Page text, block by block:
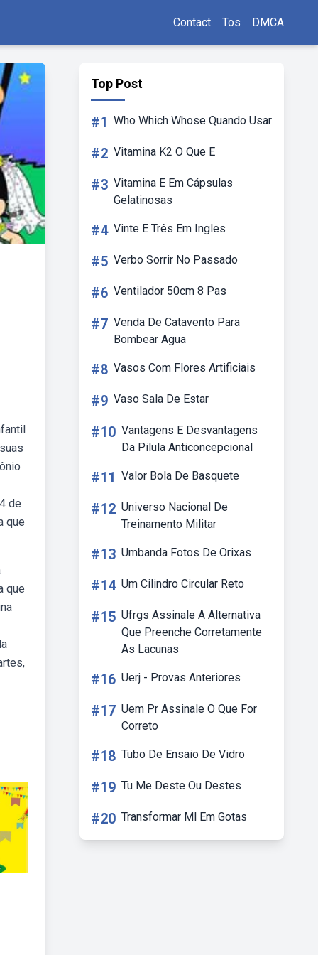
Contact Tos DMCA
de
que
que
Top Post
#1 Who Which Whose Quando Usar
#2 Vitamina K2 O Que E
#3 Vitamina E Em Cápsulas
Gelatinosas
#4 Vinte E Três Em Ingles
#5 Verbo Sorrir No Passado
#6 Ventilador 50cm 8 Pas
#7 Venda De Catavento Para
Bombear Agua
#8 Vasos Com Flores Artificiais
#9 Vaso Sala De Estar
#10 Vantagens E Desvantagens
Da Pilula Anticoncepcional
#11 Valor Bola De Basquete
#12 Universo Nacional De
Treinamento Militar
#13 Umbanda Fotos De Orixas
#14 Um Cilindro Circular Reto
#15 Ufrgs Assinale A Alternativa
Que Preenche Corretamente
As Lacunas
#16 Uerj - Provas Anteriores
#17 Uem Pr Assinale O Que For
Correto
#18 Tubo De Ensaio De Vidro
#19 Tu Me Deste Ou Destes
#20 Transformar Ml Em Gotas